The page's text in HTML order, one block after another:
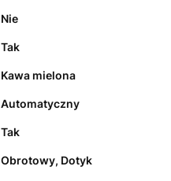
Nie
Tak
Kawa mielona
Automatyczny
Tak
Obrotowy, Dotyk